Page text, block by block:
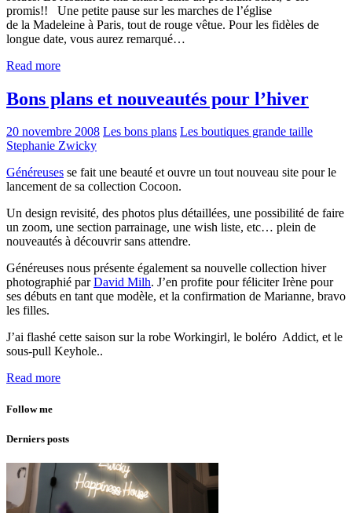
promis!! Une petite pause sur les marches de l’église
de la Madeleine à Paris, tout de rouge vêtue. Pour les fidèles de
longue date, vous aurez remarqué…
Read more
Bons plans et nouveautés pour l’hiver
20 novembre 2008 Les bons plans Les boutiques grande taille
Stephanie Zwicky
Généreuses se fait une beauté et ouvre un tout nouveau site pour le
lancement de sa collection Cocoon.
Un design revisité, des photos plus détaillées, une possibilité de faire
un zoom, une section parrainage, une wish liste, etc… plein de
nouveautés à découvrir sans attendre.
Généreuses nous présente également sa nouvelle collection hiver
photographié parDavid Milh. J’en profite pour féliciter Irène pour
ses débuts en tant que modèle, et la confirmation de Marianne, bravo
les filles.
J’ai flashé cette saison sur la robe Workingirl, le boléro Addict, et le
sous-pull Keyhole..
Read more
Follow me
Derniers posts